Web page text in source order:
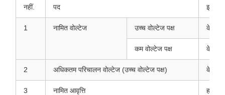
नहीं. पद इकाई
1 नामित वोल्टेज उच्च वोल्टेज पक्ष केवी
कम वोल्टेज पक्ष केवी
2 अधिकतम परिचालन वोल्टेज (उच्च वोल्टेज पक्ष) केवी
3 नामित आवृत्ति हर्ज